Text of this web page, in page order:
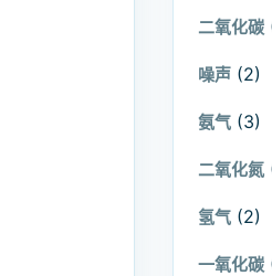
二氧化碳
噪声 (2)
氨气 (3)
二氧化氮
氢气 (2)
一氧化碳